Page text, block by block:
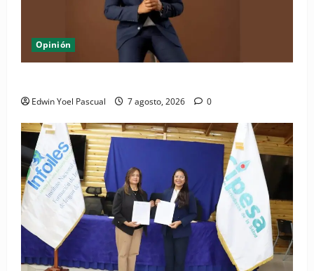
Opinión
Edwin Yoel Pascual 7 agosto, 2026 0